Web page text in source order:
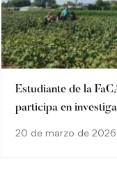
Estudiante de la
participa en
20 de marzo de 2026